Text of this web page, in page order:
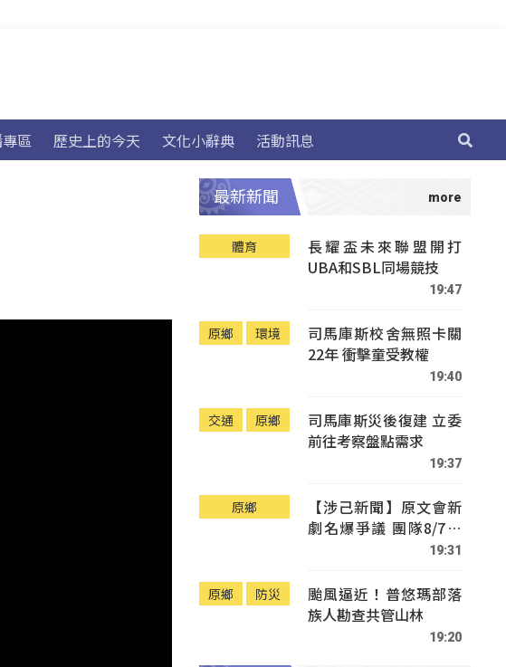
區 歷史上的今天 文化小辭典 活動訊息
最新新聞
體育
長耀盃未來聯盟開打
UBA和SBL同場競技
19:47
原鄉 環境
司馬庫斯校舍無照卡關
22年 衝擊童受教權
19:40
交通 原鄉
司馬庫斯災後復建 立委
前往考察盤點需求
19:37
原鄉
【涉己新聞】原文會新
劇名爆爭議 團隊8/7赴
19:31
原鄉 防災
颱風逼近！普悠瑪部落
族人勘查共管山林
19:20